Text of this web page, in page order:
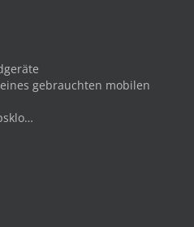
gebrauchten mobilen